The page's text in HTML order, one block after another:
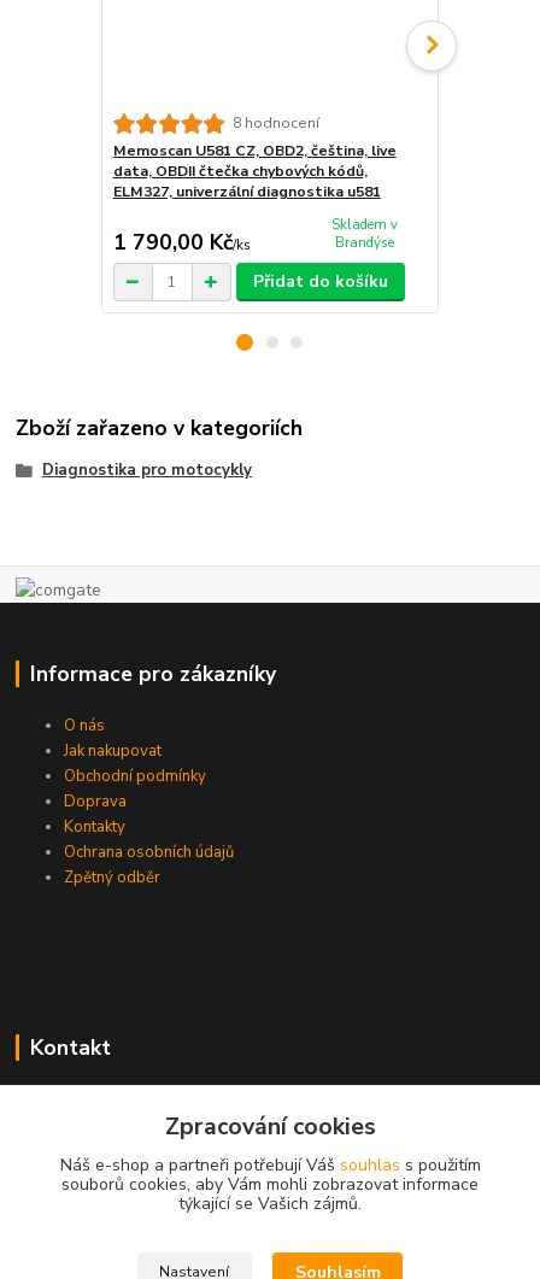
8 hodnocení
Memoscan U581 CZ, OBD2, čeština, live
data, OBDII čtečka chybových kódů,
ELM327, univerzální diagnostika u581
1 790,00 Kč/ks
Skladem v
Brandýse
Přidat do košíku
Zboží zařazeno v kategoriích
Diagnostika pro motocykly
Informace pro zákazníky
O nás
Jak nakupovat
Obchodní podmínky
Doprava
Kontakty
Ochrana osobních údajů
Zpětný odběr
Kontakt
Zpracování cookies
Náš e-shop a partneři potřebují Váš souhlas s použitím
souborů cookies, aby Vám mohli zobrazovat informace
týkající se Vašich zájmů.
Nastavení Souhlasím